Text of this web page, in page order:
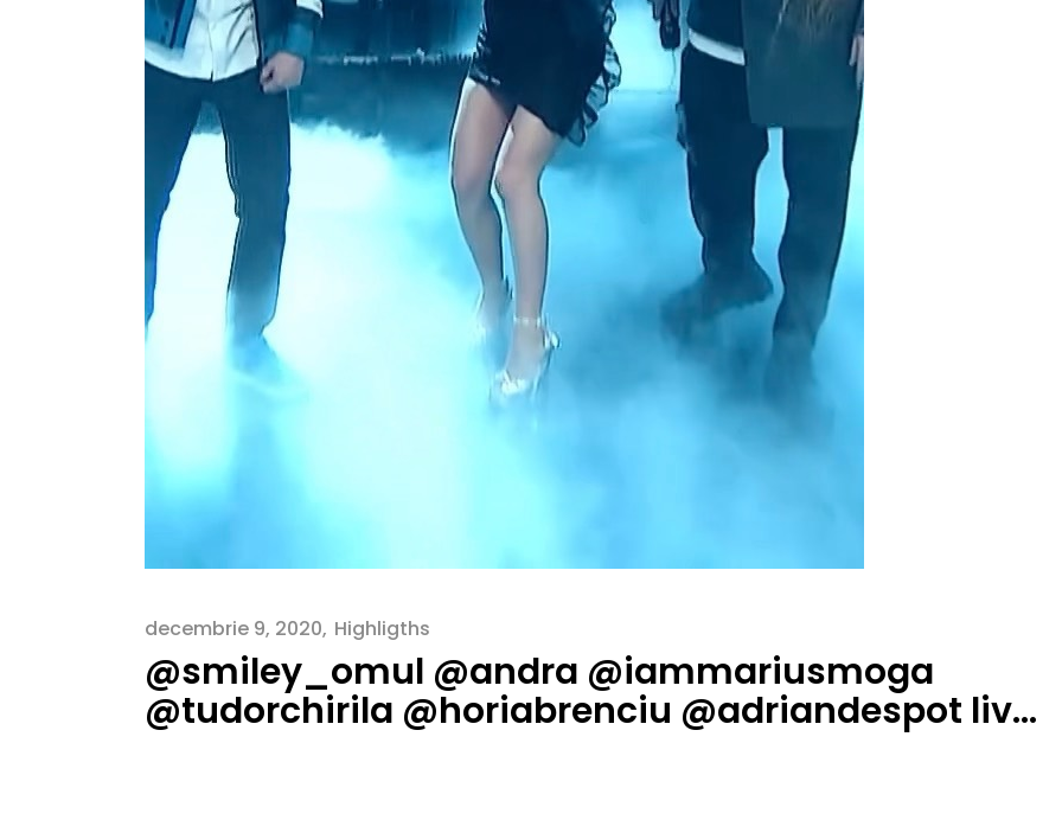
decembrie 9, 2020 Highligths
@smiley_omul @andra @iammariusmoga
@tudorchirila @horiabrenciu @adriandespot liv…